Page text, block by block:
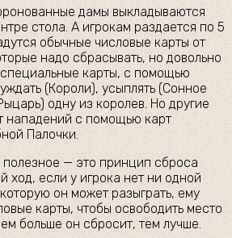
дамы выкладываются
стола. А игрокам раздается по 5
обычные числовые карты от
надо сбрасывать, но довольно
карты, с помощью
(Короли), усыплять (Сонное
одну из королев. Но другие
нападений с помощью карт
Палочки.
— это принцип сброса
ход, если у игрока нет ни одной
он может разыграть, ему
карты, чтобы освободить место
больше он сбросит, тем лучше.